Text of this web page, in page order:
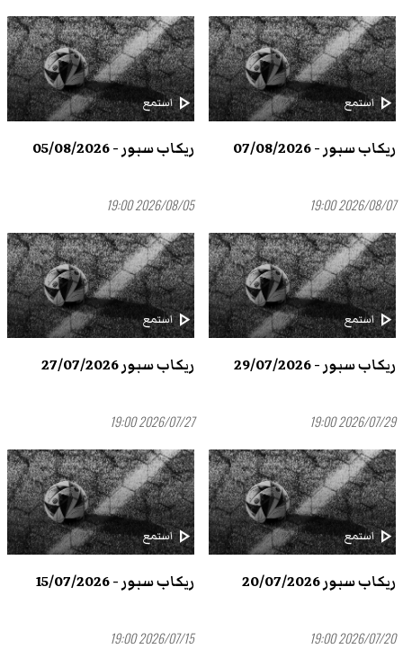
play_arrowاستمع
ريكاب سبور - 07/08/2026
2026/08/07 19:00
play_arrowاستمع
ريكاب سبور - 05/08/2026
2026/08/05 19:00
play_arrowاستمع
ريكاب سبور - 29/07/2026
2026/07/29 19:00
play_arrowاستمع
ريكاب سبور 27/07/2026
2026/07/27 19:00
play_arrowاستمع
ريكاب سبور 20/07/2026
2026/07/20 19:00
play_arrowاستمع
ريكاب سبور - 15/07/2026
2026/07/15 19:00